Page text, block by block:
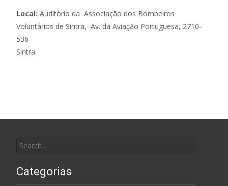
Local: Auditório da Associação dos Bombeiros
Voluntários de Sintra, Av. da Aviação Portuguesa, 2710-
536
Sintra.
Categorias